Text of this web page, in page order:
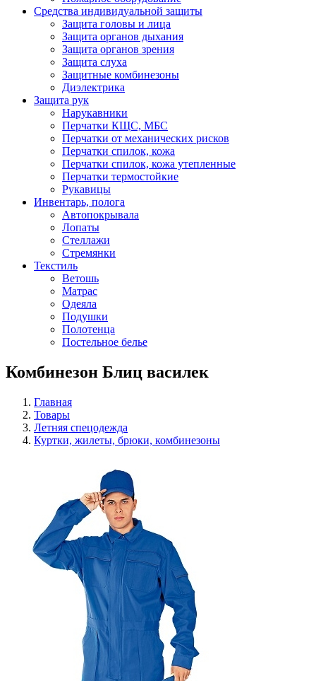
Средства индивидуальной защиты
Защита головы и лица
Защита органов дыхания
Защита органов зрения
Защита слуха
Защитные комбинезоны
Диэлектрика
Защита рук
Нарукавники
Перчатки КЩС, МБС
Перчатки от механических рисков
Перчатки спилок, кожа
Перчатки спилок, кожа утепленные
Перчатки термостойкие
Рукавицы
Инвентарь, полога
Автопокрывала
Лопаты
Стеллажи
Стремянки
Текстиль
Ветошь
Матрас
Одеяла
Подушки
Полотенца
Постельное белье
Комбинезон Блиц василек
Главная
Товары
Летняя спецодежда
Куртки, жилеты, брюки, комбинезоны